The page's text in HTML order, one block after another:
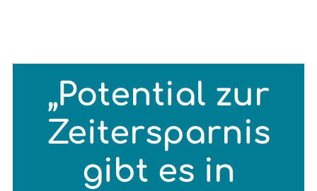
„Potential zur
Zeitersparnis
gibt es in